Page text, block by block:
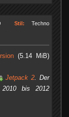
Stil:
Techno
(5.14 MiB)
Jetpack 2. Der
2010 bis 2012